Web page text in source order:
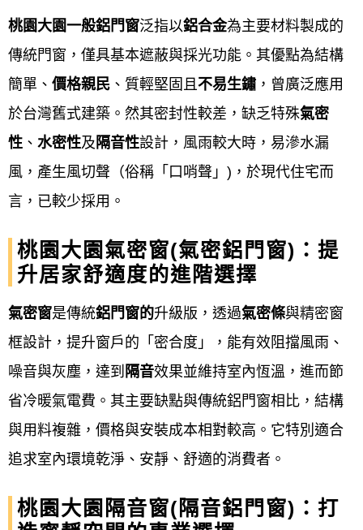
Our philosophy
鋁門窗工程宅急便 的經營理念是提供優質產品、顧客
至上、安全實用以及永續經營等核心價值。 這包括確
保產品的品質和設計適合客戶需求，提供免費專業估
價和到府服務，並在施工後確實驗收以保障客戶安
心。 同時，企業也重視員工福祉、環境永續發展，並
以品牌提升來拓展商機，最終實現企業與客戶的共贏
目標。
品質：
專業：
鋁門窗工程宅急便 配合各客戶之需求及預算，提供完
桃園大園一般鋁門窗泛指以鋁合金為主要材料製成的
傳統門窗，僅具基本遮蔽與採光功能。其優點為結構
簡單、 價格親民 、質輕堅固且不易生鏽 ，曾廣泛應用
於台灣舊式建築。然其密封性較差，缺乏特殊氣密
性 、 水密性及 隔音性設計，風雨較大時，易滲水漏
風，產生風切聲（俗稱「口哨聲」)，於現代住宅而
言，已較少採用。
桃園大園氣密窗(氣密鋁門窗)：提
升居家舒適度的進階選擇
氣密窗是傳統鋁門窗的升級版，透過氣密條與精密窗
框設計，提升窗戶的「密合度」，能有效阻擋風雨、
噪音與灰塵，達到 隔音效果並維持室內恆溫，進而節
省冷暖氣電費。其主要缺點與傳統鋁門窗相比，結構
與用料複雜，價格與安裝成本相對較高。它特別適合
追求室內環境乾淨、安靜、舒適的消費者。
桃園大園隔音窗(隔音鋁門窗)：打